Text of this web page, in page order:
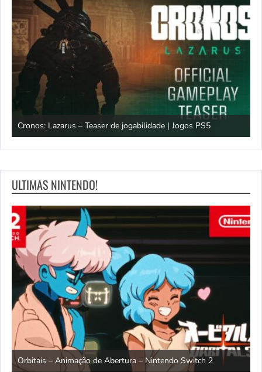
Cronos: Lazarus – Teaser de jogabilidade | Jogos PS5
ULTIMAS NINTENDO!
Orbitais – Animação de Abertura – Nintendo Switch 2